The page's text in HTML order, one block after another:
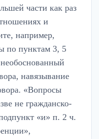
части как раз
и
например,
по пунктам 3, 5
необоснованный
навязывание
«Вопросы
не гражданско-
«и» п. 2 ч.